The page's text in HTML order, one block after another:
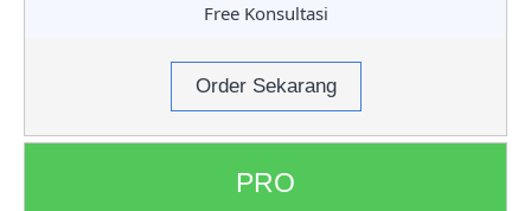
Free Konsultasi
Order Sekarang
PRO